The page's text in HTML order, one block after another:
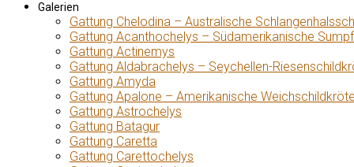
Galerien
Gattung Chelodina – Australische
Gattung Acanthochelys – Südamerikanische
Gattung Actinemys
Gattung Aldabrachelys – Seychellen-
Gattung Amyda
Gattung Apalone – Amerikanische
Gattung Astrochelys
Gattung Batagur
Gattung Caretta
Gattung Carettochelys